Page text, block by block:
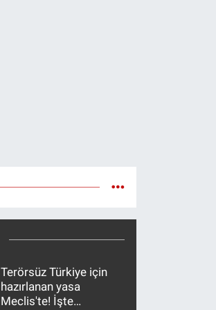
Terörsüz Türkiye için
hazırlanan yasa
Meclis'te! İşte